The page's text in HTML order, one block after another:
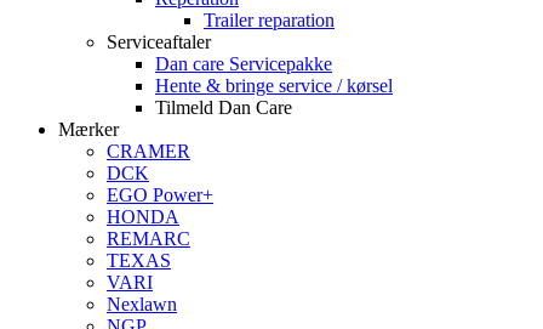
Trailer reparation
Serviceaftaler
Dan care Servicepakke
Hente & bringe service / kørsel
Tilmeld Dan Care
Mærker
CRAMER
DCK
EGO Power+
HONDA
REMARC
TEXAS
VARI
Nexlawn